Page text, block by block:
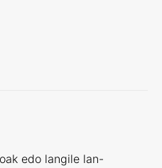
edo langile lan-